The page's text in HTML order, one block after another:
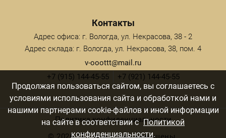
Контакты
Адрес офиса: г. Вологда, ул. Некрасова, 38 - 2
Адрес склада: г. Вологда, ул. Некрасова, 38, пом. 4
v-ooottt@mail.ru
+7 (915) 144-45-55
+7 (921) 144-45-55
Политика конфиденциальности
Продолжая пользоваться сайтом, вы соглашаетесь с
условиями использования сайта и обработкой нами и
нашими партнерами cookie-файлов и иной информации
на сайте в соответствии с Политикой
конфиденциальности.